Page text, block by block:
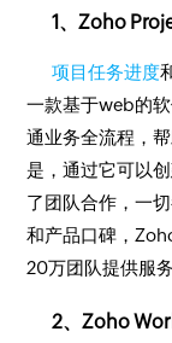
1、Zoho
项目任务进度
一款基于web的
通业务全流程，
是，通过它可以
了团队合作，一
和产品口碑，
20万团队提供服务
2、Zoho